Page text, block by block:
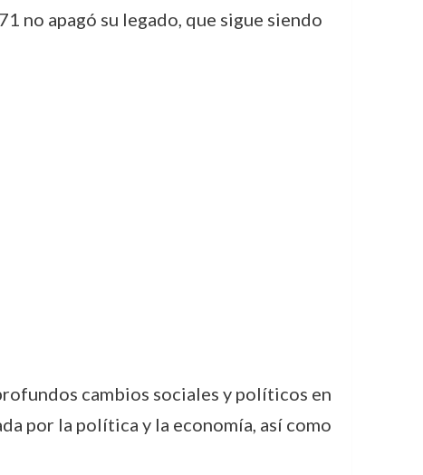
no apagó su legado, que sigue siendo
cambios sociales y políticos en
por la política y la economía, así como